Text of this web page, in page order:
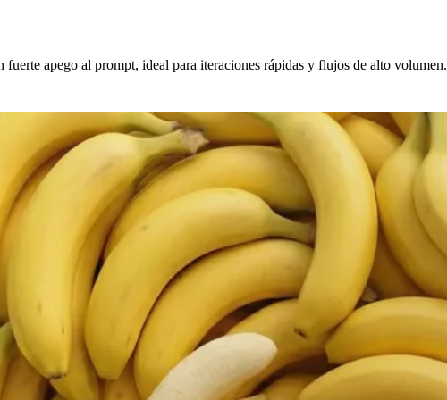
apego al prompt, ideal para iteraciones rápidas y flujos de alto volumen.